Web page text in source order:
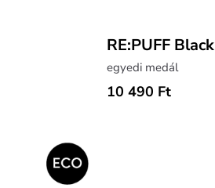
RE:PUFF Black
egyedi medál
10 490 Ft